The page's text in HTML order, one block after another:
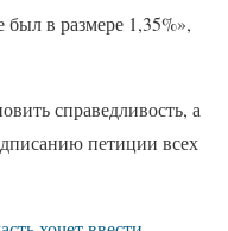
был в размере 1,35%»,
справедливость, а
петиции всех